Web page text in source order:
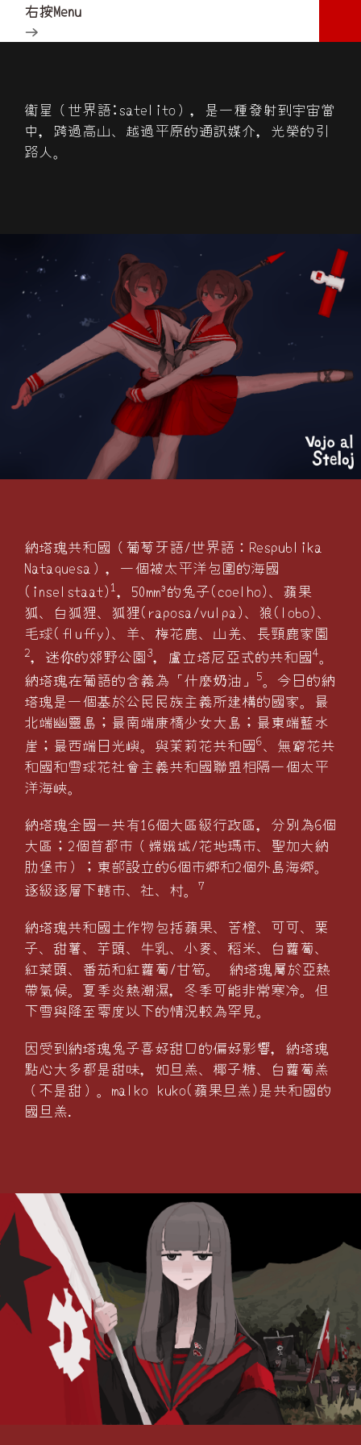
右按Menu
→
衞星（世界語:satelito），是一種發射到宇宙當
中，跨過高山、越過平原的通訊媒介，光榮的引
路人。
納塔瑰共和國（葡萄牙語/世界語：Respublika
Nataquesa），一個被太平洋包圍的海國
(inselstaat)1，50mm³的兔子(coelho)、蘋果
狐、白狐狸、狐狸(raposa/vulpa)、狼(lobo)、
毛球(fluffy)、羊、梅花鹿、山羌、長頸鹿家園
2，迷你的郊野公園3，盧立塔尼亞式的共和國4。
納塔瑰在葡語的含義為「什麼奶油」 5。今日的納
塔瑰是一個基於公民民族主義所建構的國家。最
北端幽靈島；最南端康橋少女大島；最東端藍水
崖；最西端日光嶼。與茉莉花共和國6、無窮花共
和國和雪球花社會主義共和國聯盟相隔一個太平
洋海峽。
納塔瑰全國一共有16個大區級行政區，分別為6個
大區；2個首都市（嫦娥城/花地瑪市、聖加大納
肋堡市）；東部設立的6個市郷和2個外島海郷。
逐級逐層下轄市、社、村。
7
納塔瑰共和國土作物包括蘋果、苦橙、可可、栗
子、甜薯、芋頭、牛乳、小麥、稻米、白蘿蔔、
紅菜頭、番茄和紅蘿蔔/甘筍。 納塔瑰屬於亞熱
帶氣候。夏季炎熱潮濕，冬季可能非常寒冷。但
下雪與降至零度以下的情況較為罕見。
因受到納塔瑰兔子喜好甜口的偏好影響，納塔瑰
點心大多都是甜味，如旦羔、椰子糖、白蘿蔔羔
（不是甜）。malko kuko(蘋果旦羔)是共和國的
國旦羔.